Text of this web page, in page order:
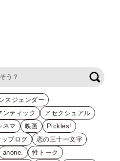
スジェンダー
ンティック
アセクシュアル
ネマ 映画
Pickles!
ップログ
恋の三十一文字
anone.
性トーク